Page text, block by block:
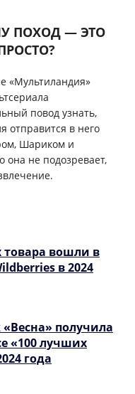
ПОХОД — ЭТО
«Мультиландия»
повод узнать,
отправится в него
Шариком и
она не подозревает,
товара вошли в
в 2024
получила
«100 лучших
года